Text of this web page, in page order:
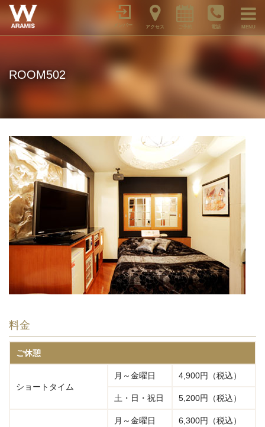
メンバー アクセス 電話 MENU
ROOM502
料金
ご休憩
ショートタイム
月～金曜日 4,900円（税込）
土・日・祝日 5,200円（税込）
月～金曜日 6,300円（税込）